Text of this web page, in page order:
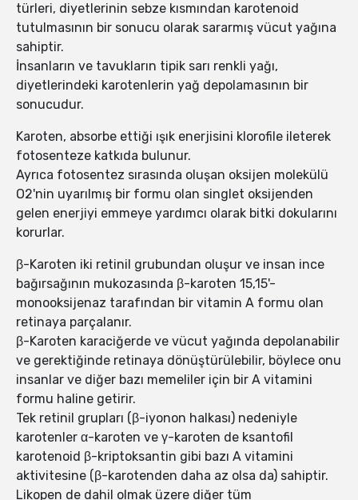
türleri, diyetlerinin sebze kısmından karotenoid
tutulmasının bir sonucu olarak sararmış vücut yağına
sahiptir.
İnsanların ve tavukların tipik sarı renkli yağı,
diyetlerindeki karotenlerin yağ depolamasının bir
sonucudur.
Karoten, absorbe ettiği ışık enerjisini klorofile ileterek
fotosenteze katkıda bulunur.
Ayrıca fotosentez sırasında oluşan oksijen molekülü
O2'nin uyarılmış bir formu olan singlet oksijenden
gelen enerjiyi emmeye yardımcı olarak bitki dokularını
korurlar.
β-Karoten iki retinil grubundan oluşur ve insan ince
bağırsağının mukozasında β-karoten 15,15'-
monooksijenaz tarafından bir vitamin A formu olan
retinaya parçalanır.
β-Karoten karaciğerde ve vücut yağında depolanabilir
ve gerektiğinde retinaya dönüştürülebilir, böylece onu
insanlar ve diğer bazı memeliler için bir A vitamini
formu haline getirir.
Tek retinil grupları (β-iyonon halkası) nedeniyle
karotenler α-karoten ve γ-karoten de ksantofil
karotenoid β-kriptoksantin gibi bazı A vitamini
aktivitesine (β-karotenden daha az olsa da) sahiptir.
Likopen de dahil olmak üzere diğer tüm